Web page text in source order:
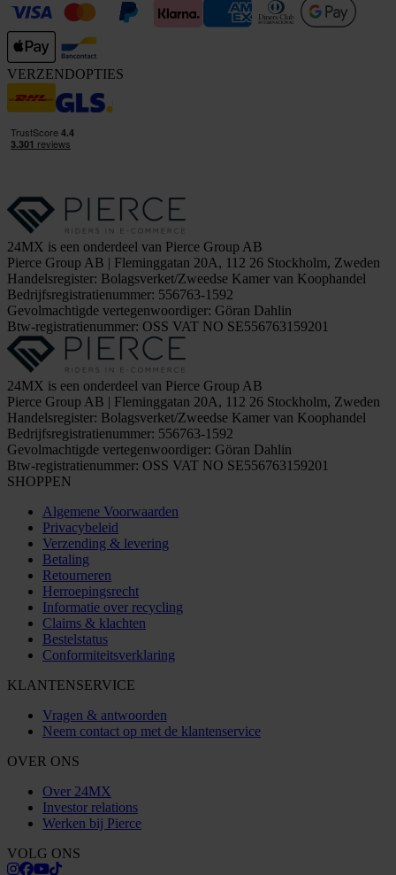
VERZENDOPTIES
24MX is een onderdeel van Pierce Group AB
Pierce Group AB | Fleminggatan 20A, 112 26 Stockholm, Zweden
Handelsregister: Bolagsverket/Zweedse Kamer van Koophandel
Bedrijfsregistratienummer: 556763-1592
Gevolmachtigde vertegenwoordiger: Göran Dahlin
Btw-registratienummer: OSS VAT NO SE556763159201
24MX is een onderdeel van Pierce Group AB
Pierce Group AB | Fleminggatan 20A, 112 26 Stockholm, Zweden
Handelsregister: Bolagsverket/Zweedse Kamer van Koophandel
Bedrijfsregistratienummer: 556763-1592
Gevolmachtigde vertegenwoordiger: Göran Dahlin
Btw-registratienummer: OSS VAT NO SE556763159201
SHOPPEN
Algemene Voorwaarden
Privacybeleid
Verzending & levering
Betaling
Retourneren
Herroepingsrecht
Informatie over recycling
Claims & klachten
Bestelstatus
Conformiteitsverklaring
KLANTENSERVICE
Vragen & antwoorden
Neem contact op met de klantenservice
OVER ONS
Over 24MX
Investor relations
Werken bij Pierce
VOLG ONS